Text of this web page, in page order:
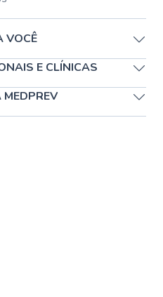
VOCÊ
E CLÍNICAS
MEDPREV